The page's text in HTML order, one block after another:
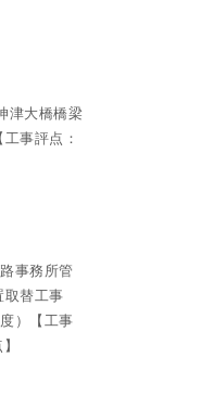
津大橋橋梁
事評点：
事務所管
取替工事
）【工事